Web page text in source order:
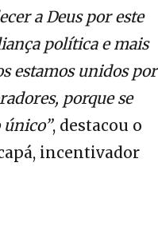
a Deus por este
política e mais
estamos unidos por
porque se
único”, destacou o
incentivador